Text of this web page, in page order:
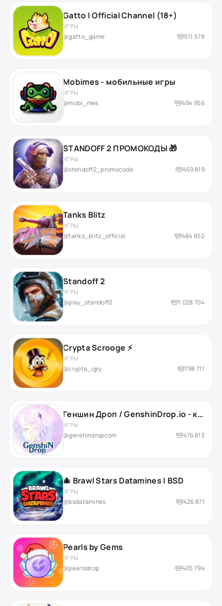
Gatto | Official Channel (18+)
ИГРЫ
@gatto_game 511 578
Mobimes - мобильные игры
ИГРЫ
@mobi_mes 494 956
STANDOFF 2 ПРОМОКОДЫ 🎁
ИГРЫ
@stendoff2_promocode 459 819
Tanks Blitz
ИГРЫ
@tanks_blitz_official 484 852
Standoff 2
ИГРЫ
@play_standoff2 1 028 704
Crypta Scrooge ⚡️
ИГРЫ
@crypta_igry 798 711
Геншин Дроп / GenshinDrop.io - кейсы с примогемами Геншин Импакт 💎
ИГРЫ
@genshindropcom 476 813
🎄 Brawl Stars Datamines | BSD
ИГРЫ
@bsdatamines 426 871
Pearls by Gems
ИГРЫ
@pearlsdrop 405 794